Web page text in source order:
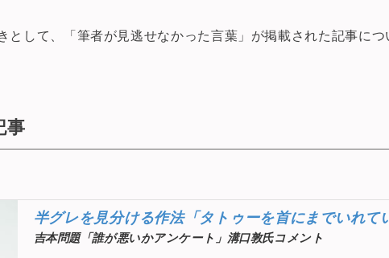
として、「筆者が見逃せなかった言葉」が掲載された記事に
事
半グレを見分ける作法「タトゥーを首にまでいれて
吉本問題「誰が悪いかアンケート」溝口敦氏コメント